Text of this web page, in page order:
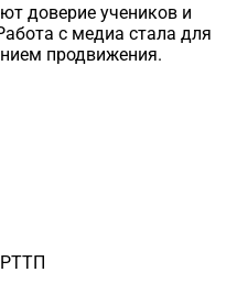
доверие учеников и
с медиа стала для
продвижения.